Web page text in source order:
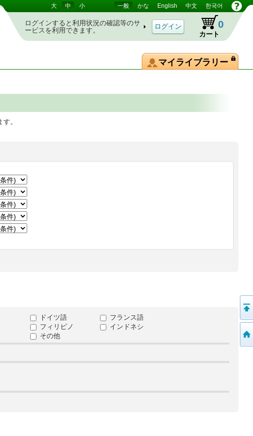
大 中 小 一般 かな English 中文 한국어
ログインすると利用状況の確認等のサ
ービスを利用できます。
カート
0
マイライブラリー
。
ドイツ語
フランス語
フィリピノ
インドネシ
その他